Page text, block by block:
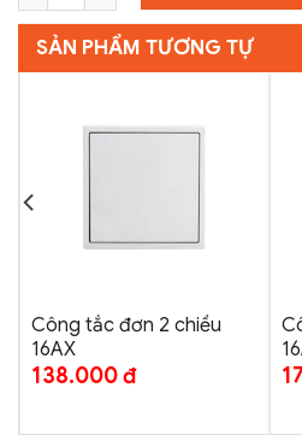
SẢN PHẨM TƯƠNG TỰ
Công tắc đơn 2 chiều
16AX
138.000đ